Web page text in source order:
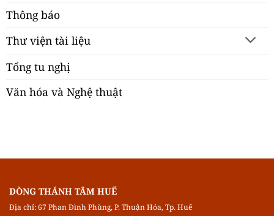
Thông báo
Thư viện tài liệu
Tổng tu nghị
Văn hóa và Nghệ thuật
DÒNG THÁNH TÂM HUẾ
Địa chỉ: 67 Phan Đình Phùng, P. Thuận Hóa, Tp. Huế